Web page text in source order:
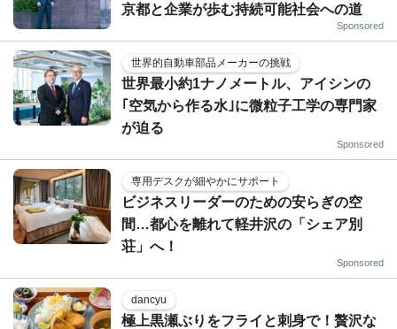
京都と企業が歩む持続可能社会への道
Sponsored
世界的自動車部品メーカーの挑戦
世界最小約1ナノメートル、アイシンの
｢空気から作る水｣に微粒子工学の専門家
が迫る
Sponsored
専用デスクが細やかにサポート
ビジネスリーダーのための安らぎの空
間…都心を離れて軽井沢の「シェア別
荘」へ！
Sponsored
dancyu
極上黒瀬ぶりをフライと刺身で！贅沢な